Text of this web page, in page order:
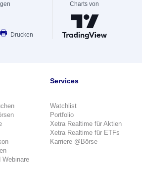
Drucken
Charts von
Webinare
Services
Watchlist
Portfolio
Xetra Realtime für Aktien
Xetra Realtime für ETFs
Karriere @Börse